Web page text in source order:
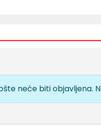
neće biti objavljena.